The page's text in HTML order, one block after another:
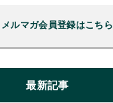
メルマガ会員登録はこちら
最新記事